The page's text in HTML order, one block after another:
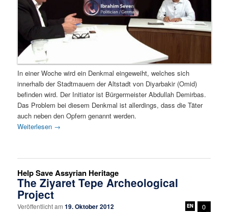
In einer Woche wird ein Denkmal eingeweiht, welches sich
innerhalb der Stadtmauern der Altstadt von Diyarbakir (Omid)
befinden wird. Der Initiator ist Bürgermeister Abdullah Demirbas.
Das Problem bei diesem Denkmal ist allerdings, dass die Täter
auch neben den Opfern genannt werden.
Weiterlesen →
Help Save Assyrian Heritage
The Ziyaret Tepe Archeological
Project
Veröffentlicht am19. Oktober 2012 0